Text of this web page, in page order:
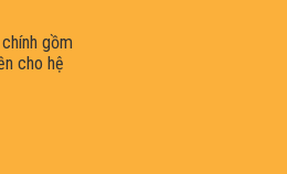
gồm
cho hệ